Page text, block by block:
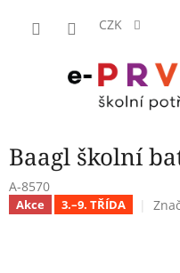
CZK
Baagl školní
A-8570
Akce 3.–9. TŘÍDA